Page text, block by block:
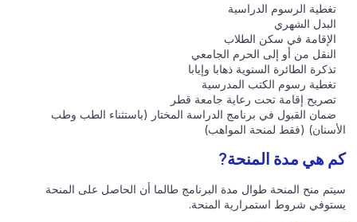
تغطية الرسوم الدراسية
البدل الشهري
الإقامة في سكن الطلاب
النقل من أو إلى الحرم الجامعي
تذكرة الطائرة السنوية ذهابا وإيابا
تغطية رسوم الكتب المدرسية
تصريح إقامة تحت رعاية جامعة قطر
ضمان القبول في برنامج الدراسة المختار (باستثناء الطب وطب
الأسنان) (فقط لمنحة المواهب)
كم هي مدة المنحة?
سيتم منح المنحة طوال مدة البرنامج طالما أن الحاصل على المنحة
يستوفي شروط استمرارية المنحة.